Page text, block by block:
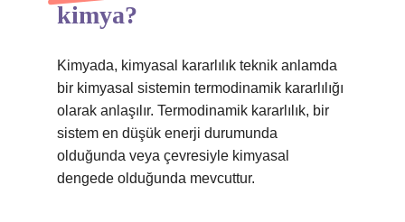
kimya?
Kimyada, kimyasal kararlılık teknik anlamda
bir kimyasal sistemin termodinamik kararlılığı
olarak anlaşılır. Termodinamik kararlılık, bir
sistem en düşük enerji durumunda
olduğunda veya çevresiyle kimyasal
dengede olduğunda mevcuttur.